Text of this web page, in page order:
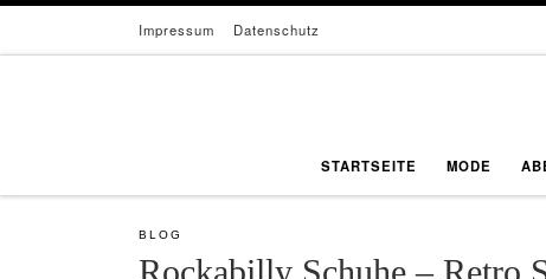
Zum Inhalt springenImpressum Datenschutz
STARTSEITE MODE
BLOG